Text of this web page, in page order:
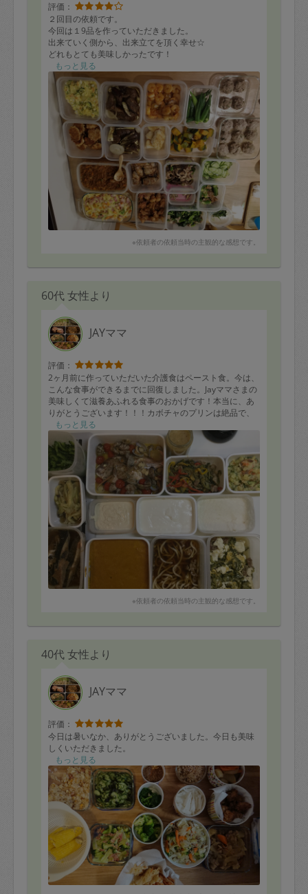
評価：
２回目の依頼です。
今回は１9品を作っていただきました。
出来ていく側から、出来立てを頂く幸せ☆
どれもとても美味しかったです！
今回初のチキンナゲットが美味しくて、止まらなくなり
パクパク食べてしまいました。
(あっという間になくなりました)
他にもたくさん作って頂いたので、小分け冷凍も駆使し
ながら、長く楽しみたいと思います。
来月もお願いしているので、今から何をリクエストしよ
うか考えるのも楽しい時間です。
ありがとうございました。
もっと見る
※依頼者の依頼当時の主観的な感想です。
60代 女性より
JAYママ
評価：
2ヶ月前に作っていただいた介護食はペースト食。今は、
こんな食事ができるまでに回復しました。Jayママさまの
美味しくて滋養あふれる食事のおかげです！本当に、あ
りがとうございます！！！カボチャのプリンは絶品で、
家族みんなで頂いています。
もっと見る
※依頼者の依頼当時の主観的な感想です。
40代 女性より
JAYママ
評価：
今日は暑いなか、ありがとうございました。今日も美味
しくいただきました。
もっと見る